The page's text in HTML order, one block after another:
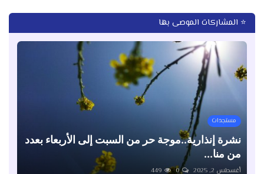
⭐ المشاركات الموصى بها
مستجدات
نشرة إنذارية..موجة حر من السبت إلى الأربعاء بعدد
من منا...
أغسطس 2, 2025 0
449